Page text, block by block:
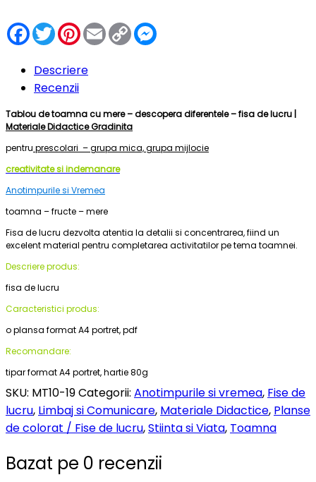
Facebook
TwitterPinterest
EmailCopy
Link
Descriere
Recenzii
Tablou de toamna cu mere – descopera diferentele – fisa de lucru |
Materiale Didactice Gradinita
pentru prescolari – grupa mica, grupa mijlocie
creativitate si indemanare
Anotimpurile si Vremea
toamna – fructe – mere
Fisa de lucru dezvolta atentia la detalii si concentrarea, fiind un
excelent material pentru completarea activitatilor pe tema toamnei.
Descriere produs:
fisa de lucru
Caracteristici produs:
o plansa format A4 portret, pdf
Recomandare:
tipar format A4 portret, hartie 80g
SKU: MT10-19Categorii: Anotimpurile si vremea, Fise de
lucru, Limbaj si Comunicare, Materiale Didactice, Planse
de colorat / Fise de lucru,Stiinta si Viata, Toamna
Bazat pe 0 recenzii